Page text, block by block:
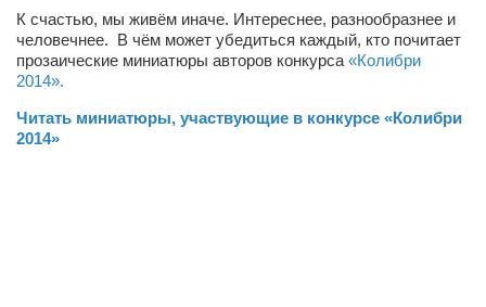
Багетный двор
МАГАЗИН СТИХОВ НА ЗАКАЗ
К счастью, мы живём иначе. Интереснее, разнообразнее и
человечнее. В чём может убедиться каждый, кто почитает
прозаические миниатюры авторов конкурса «Колибри
2014».
Читать миниатюры, участвующие в конкурсе «Колибри
2014»